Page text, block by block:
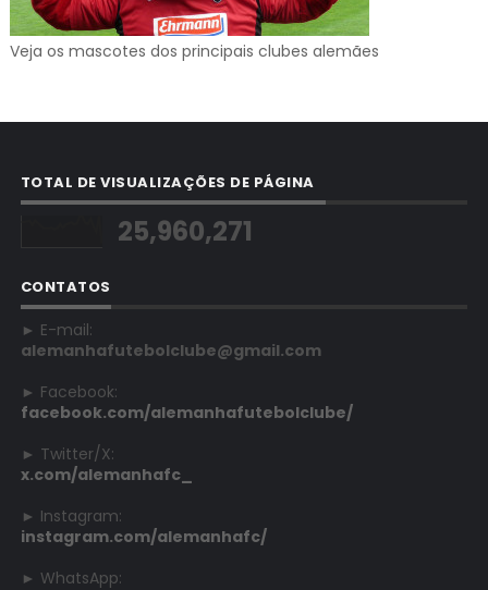
Veja os mascotes dos principais clubes alemães
TOTAL DE VISUALIZAÇÕES DE PÁGINA
25,960,271
CONTATOS
► E-mail:
alemanhafutebolclube@gmail.com
► Facebook:
facebook.com/alemanhafutebolclube/
► Twitter/X:
x.com/alemanhafc_
► Instagram:
instagram.com/alemanhafc/
► WhatsApp: